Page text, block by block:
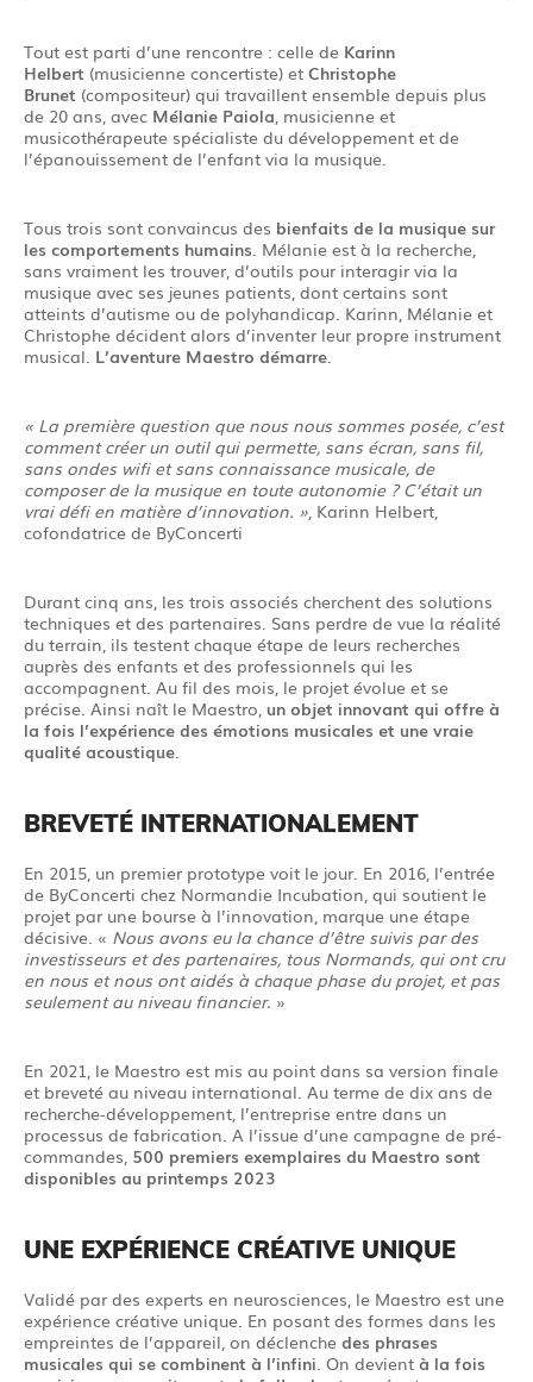
Tout est parti d’une rencontre : celle de Karinn
Helbert (musicienne concertiste) et Christophe
Brunet (compositeur) qui travaillent ensemble depuis plus
de 20 ans, avec Mélanie Paiola, musicienne et
musicothérapeute spécialiste du développement et de
l’épanouissement de l’enfant via la musique.
Tous trois sont convaincus des bienfaits de la musique sur
les comportements humains. Mélanie est à la recherche,
sans vraiment les trouver, d’outils pour interagir via la
musique avec ses jeunes patients, dont certains sont
atteints d’autisme ou de polyhandicap. Karinn, Mélanie et
Christophe décident alors d’inventer leur propre instrument
musical. L’aventure Maestro démarre.
« La première question que nous nous sommes posée, c’est
comment créer un outil qui permette, sans écran, sans fil,
sans ondes wifi et sans connaissance musicale, de
composer de la musique en toute autonomie ? C’était un
vrai défi en matière d’innovation. », Karinn Helbert,
cofondatrice de ByConcerti
Durant cinq ans, les trois associés cherchent des solutions
techniques et des partenaires. Sans perdre de vue la réalité
du terrain, ils testent chaque étape de leurs recherches
auprès des enfants et des professionnels qui les
accompagnent. Au fil des mois, le projet évolue et se
précise. Ainsi naît le Maestro, un objet innovant qui offre à
la fois l’expérience des émotions musicales et une vraie
qualité acoustique.
BREVETÉ INTERNATIONALEMENT
En 2015, un premier prototype voit le jour. En 2016, l’entrée
de ByConcerti chez Normandie Incubation, qui soutient le
projet par une bourse à l’innovation, marque une étape
décisive. « Nous avons eu la chance d’être suivis par des
investisseurs et des partenaires, tous Normands, qui ont cru
en nous et nous ont aidés à chaque phase du projet, et pas
seulement au niveau financier. »
En 2021, le Maestro est mis au point dans sa version finale
et breveté au niveau international. Au terme de dix ans de
recherche-développement, l’entreprise entre dans un
processus de fabrication. A l’issue d’une campagne de pré-
commandes, 500 premiers exemplaires du Maestro sont
disponibles au printemps 2023
UNE EXPÉRIENCE CRÉATIVE UNIQUE
Validé par des experts en neurosciences, le Maestro est une
expérience créative unique. En posant des formes dans les
empreintes de l’appareil, on déclenche des phrases
musicales qui se combinent à l’infini. On devient à la fois